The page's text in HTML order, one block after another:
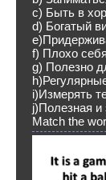
c) Быть в
d) Богатый
f) Плохо
g) Полезно
i)Измерять
j)Полезная и
Match the